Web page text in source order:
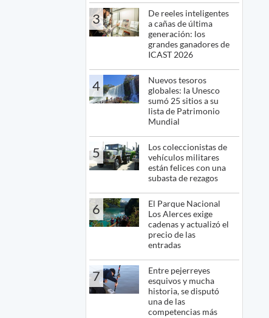
3
De reeles inteligentes
a cañas de última
generación: los
grandes ganadores de
ICAST 2026
4
Nuevos tesoros
globales: la Unesco
sumó 25 sitios a su
lista de Patrimonio
Mundial
5
Los coleccionistas de
vehículos militares
están felices con una
subasta de rezagos
6
El Parque Nacional
Los Alerces exige
cadenas y actualizó el
precio de las
entradas
7
Entre pejerreyes
esquivos y mucha
historia, se disputó
una de las
competencias más